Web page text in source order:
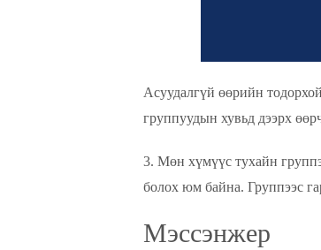
Асуудалгүй өөрийн
группуудын хувьд дээрх
3. Мөн хүмүүс тухайн
болох юм байна. Группээс
Мэссэнжер